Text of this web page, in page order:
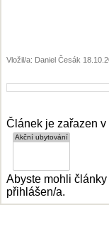
Vložil/a: Daniel Česák
Článek je zařazen
Abyste mohli
přihlášen/a.